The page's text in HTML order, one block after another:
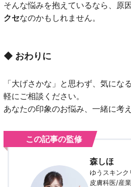
そんな悩みを抱えているなら、原
クセなのかもしれません。
◆ おわりに
「大げさかな」と思わず、気にな
軽にご相談ください。
あなたの印象のお悩み、一緒に考
この記事の監修
森しほ
ゆうスキンク
皮膚科医/産